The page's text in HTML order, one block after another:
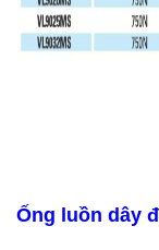
Ống luồn dây